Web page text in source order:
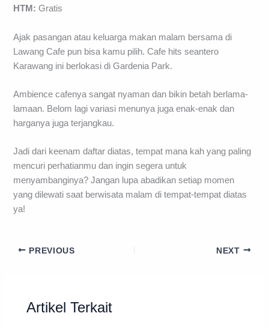
HTM: Gratis
Ajak pasangan atau keluarga makan malam bersama di
Lawang Cafe pun bisa kamu pilih. Cafe hits seantero
Karawang ini berlokasi di Gardenia Park.
Ambience cafenya sangat nyaman dan bikin betah berlama-
lamaan. Belom lagi variasi menunya juga enak-enak dan
harganya juga terjangkau.
Jadi dari keenam daftar diatas, tempat mana kah yang paling
mencuri perhatianmu dan ingin segera untuk
menyambanginya? Jangan lupa abadikan setiap momen
yang dilewati saat berwisata malam di tempat-tempat diatas
ya!
PREVIOUS NEXT
Artikel Terkait